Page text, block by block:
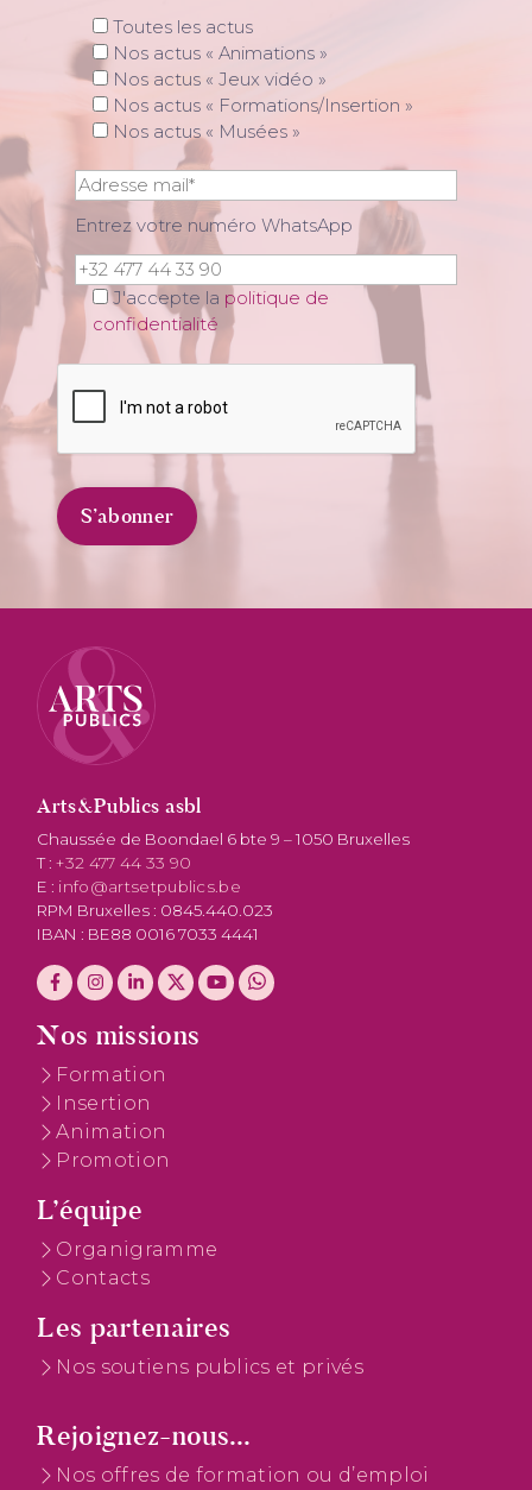
Toutes les actus
Nos actus « Animations »
Nos actus « Jeux vidéo »
Nos actus « Formations/Insertion »
Nos actus « Musées »
Entrez votre numéro WhatsApp
J'accepte la politique de
confidentialité
Arts&Publics asbl
Chaussée de Boondael 6 bte 9 – 1050 Bruxelles
T :+32 477 44 33 90
E : info@artsetpublics.be
RPM Bruxelles : 0845.440.023
IBAN : BE88 0016 7033 4441
Nos missions
Formation
Insertion
Animation
Promotion
L’équipe
Organigramme
Contacts
Les partenaires
Nos soutiens publics et privés
Rejoignez-nous...
Nos offres de formation ou d’emploi